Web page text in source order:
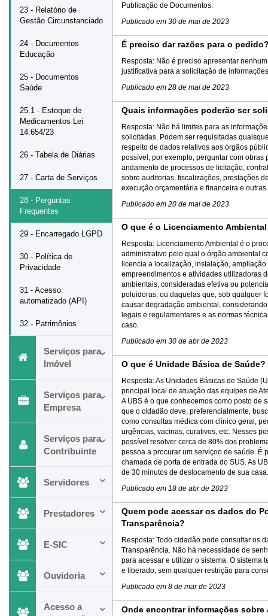
23 - Relatório de
Gestão Circunstanciado
24 - Documentos
Educação
25 - Documentos
Saúde
25.1 - Estoque de
Medicamentos Lei
14.654/23
26 - Tabela de Diárias
27 - Carta de Serviços
28 - Perguntas
Frequentes
29 - Encarregado LGPD
30 - Política de
Privacidade
31 - Acesso
automatizado (API)
32 - Patrimônios
Serviços para
Imóvel
Serviços para
Empresa
Serviços para
Contribuinte
Servidores
Prestadores
E-SIC
Ouvidoria
Acesso a
Publicação de Documentos.
Publicado em 30 de mai de 2023
É preciso dar razões para o
Resposta: Não é preciso apresentar
justificativa para a solicitação de
Publicado em 28 de mai de 2023
Quais informações poderão ser
Resposta: Não há limites para as
solicitadas. Podem ser requisitadas
respeito de dados relativos aos órgãos
possível, por exemplo, perguntar com obras
andamento de processos de licitação,
sobre auditorias, fiscalizações, prestações
execução orçamentária e financeira e outras.
Publicado em 20 de mai de 2023
O que é o Licenciamento
Resposta: Licenciamento Ambiental é o
administrativo pelo qual o órgão ambiental
licencia a localização, instalação,
empreendimentos e atividades utilizadoras
ambientais, consideradas efetiva ou
poluidoras, ou daquelas que, sob qualquer
causar degradação ambiental,
legais e regulamentares e as normas
caso.
Publicado em 30 de abr de 2023
O que é Unidade Básica de Saúde?
Resposta:As Unidades Básicas de Saúde
principal local de atuação das equipes de
A UBS é o que conhecemos como posto de
que o cidadão deve, preferencialmente,
como consultas médica com clínico geral,
urgências, vacinas, curativos, etc. Nesses
possível resolver cerca de 80% dos
pessoa a procurar um serviçoo de saúde. É
chamada de porta de entrada do SUS. As
de 30 minutos de deslocamento de sua casa.
Publicado em 18 de abr de 2023
Quem pode acessar os dados do
Transparência?
Resposta: Todo cidadão pode consultar os
Transparência. Não há necessidade de
para acessar e utilizar o sistema. O sistema
e liberado, sem qualquer restrição para
Publicado em 8 de mar de 2023
Onde encontrar informações sobre